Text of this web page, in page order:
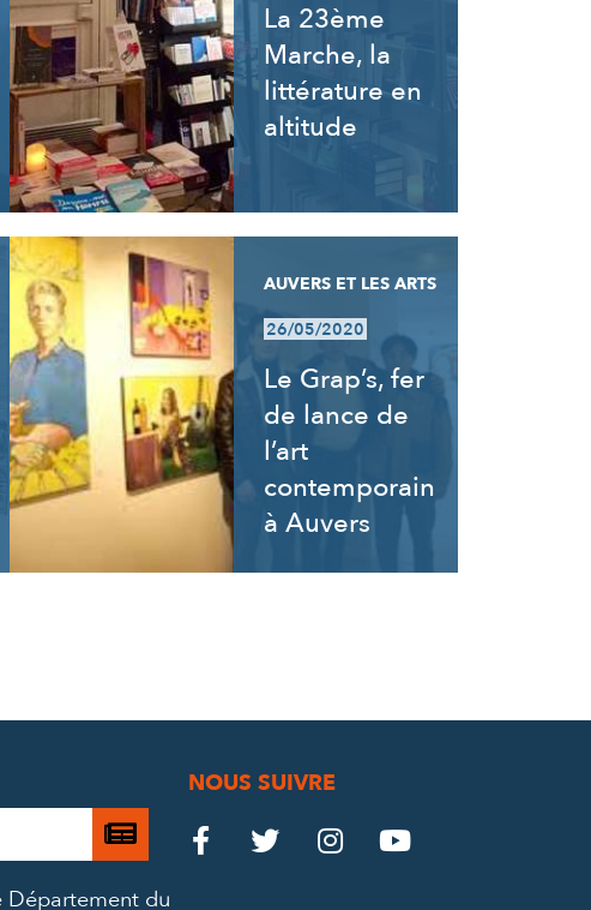
La 23ème
Marche, la
littérature en
altitude
AUVERS ET LES ARTS
26/05/2020
Le Grap’s, fer
de lance de
l’art
contemporain
à Auvers
Je
m’abonne
Département du
NOUS SUIVRE
Le

Le

Le

Le
